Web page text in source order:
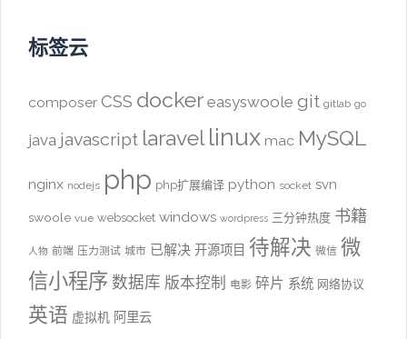
标签云
composer CSS docker easyswoole git gitlab go
java javascript laravel linux mac MySQL
nginx nodejs php php扩展编译 python socket svn
swoole vue websocket windows wordpress 三分钟热度 书籍
人物 前端 压力测试 城市 已解决 开源项目 待解决 微信 微
信小程序 数据库 版本控制 电影 碎片 系统 网络协议
英语 虚拟机 阿里云